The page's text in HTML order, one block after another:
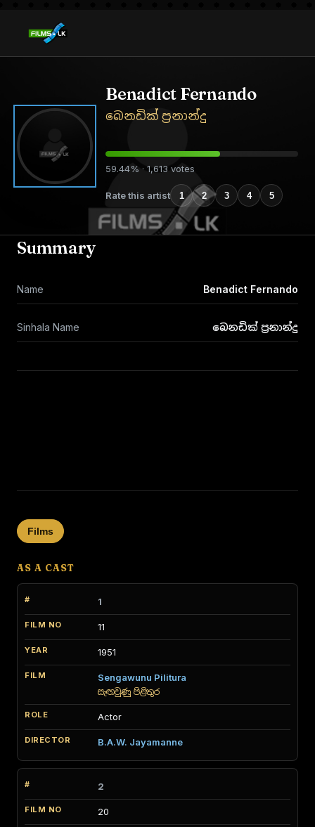
Benadict Fernando
බෙනඩික් ප්‍රනාන්දු
59.44% · 1,613 votes
Rate this artist 1 2 3 4 5
Summary
Name Benadict Fernando
Sinhala Name බෙනඩික් ප්‍රනාන්දු
Films
AS A CAST
1
11
1951
Sengawunu Pilitura
සැඟවුණු පිළිතුර
Actor
B.A.W. Jayamanne
2
20